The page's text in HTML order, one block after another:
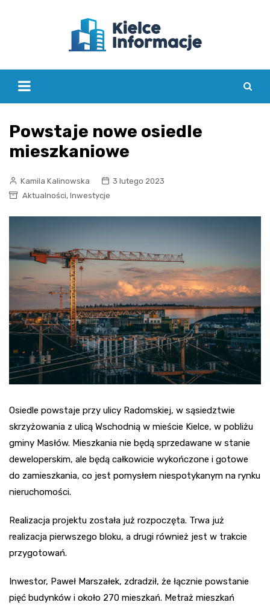
Powstaje nowe osiedle
mieszkaniowe
Kamila Kalinowska
3 lutego 2023
Aktualności, Inwestycje
Osiedle powstaje przy ulicy Radomskiej, w sąsiedztwie
skrzyżowania z ulicą Wschodnią w mieście Kielce, w pobliżu
gminy Masłów. Mieszkania nie będą sprzedawane w stanie
deweloperskim, ale będą całkowicie wykończone i gotowe
do zamieszkania, co jest pomysłem niespotykanym na rynku
nieruchomości.
Realizacja projektu została już rozpoczęta. Trwa już
realizacja pierwszego bloku, a drugi również jest w trakcie
przygotowań.
Inwestor, Paweł Marszałek, zdradził, że łącznie powstanie
pięć budynków i około 270 mieszkań. Metraż mieszkań